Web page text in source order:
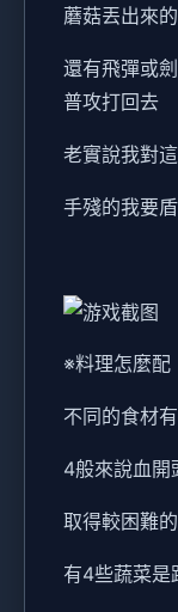
蘑菇丟出來
還有飛彈或
普攻打回去
老實說我對
手殘的我要
※料理怎麼配
不同的食材
4般來說血開
取得較困難
有4些蔬菜是